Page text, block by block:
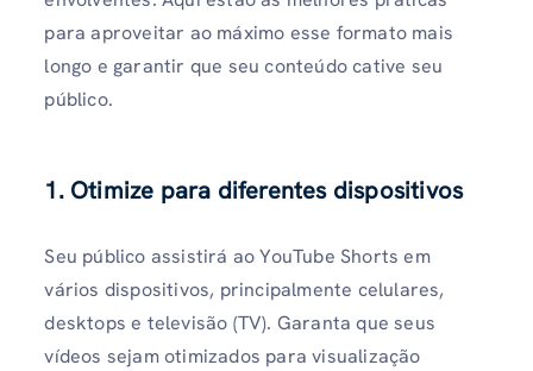
para aproveitar ao máximo esse formato mais
longo e garantir que seu conteúdo cative seu
público.
1. Otimize para diferentes dispositivos
Seu público assistirá ao YouTube Shorts em
vários dispositivos, principalmente celulares,
desktops e televisão (TV). Garanta que seus
vídeos sejam otimizados para visualização